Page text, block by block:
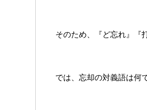
そのため、『ど忘れ』『
では、忘却の対義語は何